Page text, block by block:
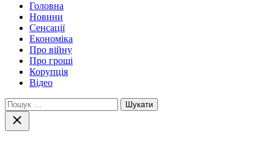
Головна
Новини
Сенсації
Економіка
Про війну
Про гроші
Корупція
Відео
Пошук:
Закрити
пошук